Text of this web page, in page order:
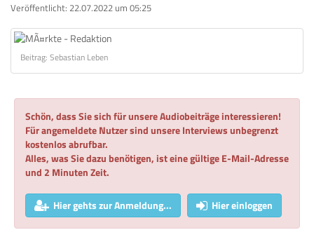
Veröffentlicht: 22.07.2022 um 05:25
Beitrag: Sebastian Leben
Schön, dass Sie sich für unsere Audiobeiträge interessieren!
Für angemeldete Nutzer sind unsere Interviews unbegrenzt
kostenlos abrufbar.
Alles, was Sie dazu benötigen, ist eine gültige E-Mail-Adresse
und 2 Minuten Zeit.
Hier gehts zur Anmeldung... Hier einloggen